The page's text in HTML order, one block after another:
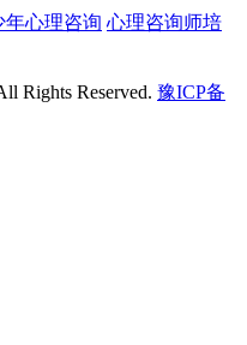
年心理咨询 心理咨询师培
Rights Reserved. 豫ICP备